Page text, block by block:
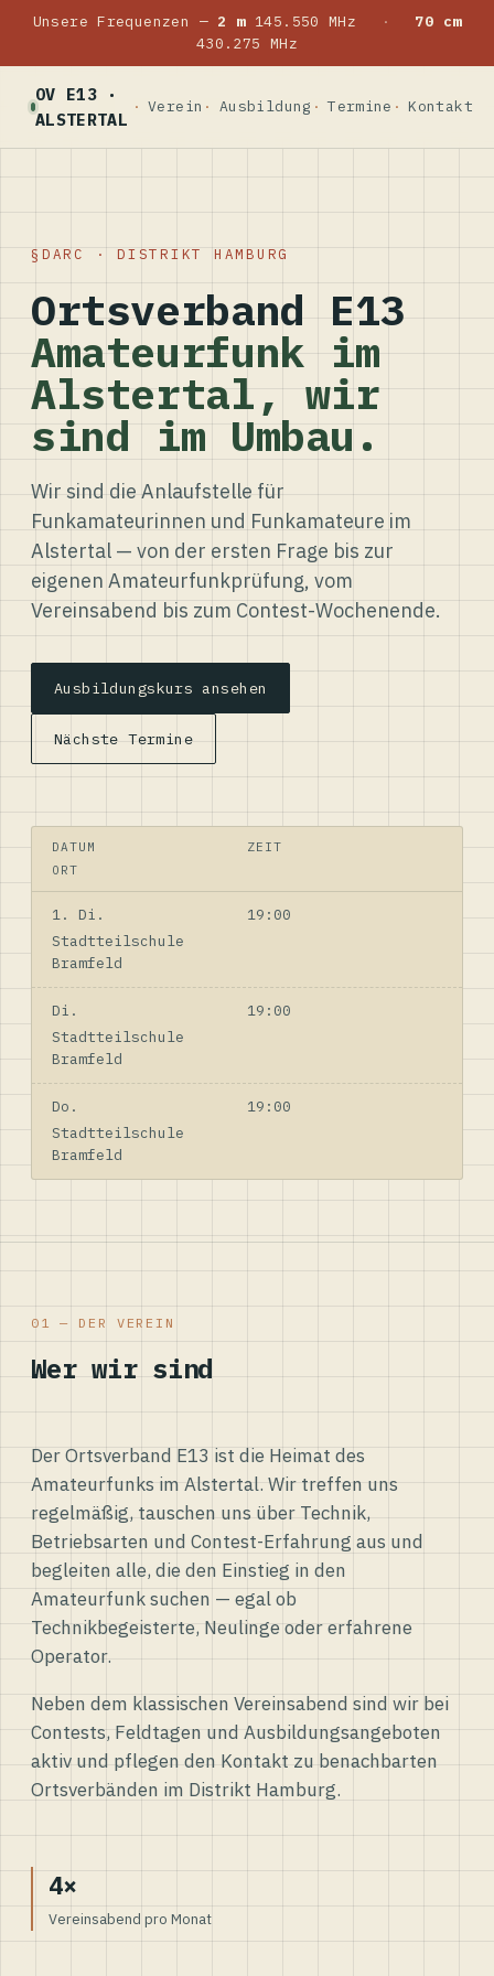
Unsere Frequenzen — 2 m145.550 MHz ·
70 cm
430.275 MHz
OV E13 ·
ALSTERTAL
Verein Ausbildung Termine Kontakt
DARC · DISTRIKT HAMBURG
Ortsverband E13
Amateurfunk im
Alstertal, wir
sind im Umbau.
Wir sind die Anlaufstelle für
Funkamateurinnen und Funkamateure im
Alstertal — von der ersten Frage bis zur
eigenen Amateurfunkprüfung, vom
Vereinsabend bis zum Contest-Wochenende.
Ausbildungskurs ansehen
Nächste Termine
DATUM
ZEIT
ORT
1. Di.
19:00
Stadtteilschule
Bramfeld
Di.
19:00
Stadtteilschule
Bramfeld
Do.
19:00
Stadtteilschule
Bramfeld
01 — DER VEREIN
Wer wir sind
Der Ortsverband E13 ist die Heimat des
Amateurfunks im Alstertal. Wir treffen uns
regelmäßig, tauschen uns über Technik,
Betriebsarten und Contest-Erfahrung aus und
begleiten alle, die den Einstieg in den
Amateurfunk suchen — egal ob
Technikbegeisterte, Neulinge oder erfahrene
Operator.
Neben dem klassischen Vereinsabend sind wir bei
Contests, Feldtagen und Ausbildungsangeboten
aktiv und pflegen den Kontakt zu benachbarten
Ortsverbänden im Distrikt Hamburg.
4×
Vereinsabend pro Monat